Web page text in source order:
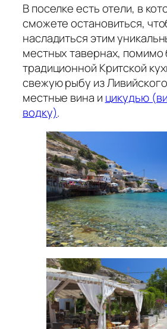
В поселке есть отели, в
сможете остановиться,
насладиться этим
местных тавернах,
традиционной Критской
свежую рыбу из
местные вина и цикудью
водку).